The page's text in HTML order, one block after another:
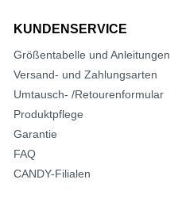
KUNDENSERVICE
Größentabelle und Anleitungen
Versand- und Zahlungsarten
Umtausch- /Retourenformular
Produktpflege
Garantie
FAQ
CANDY-Filialen